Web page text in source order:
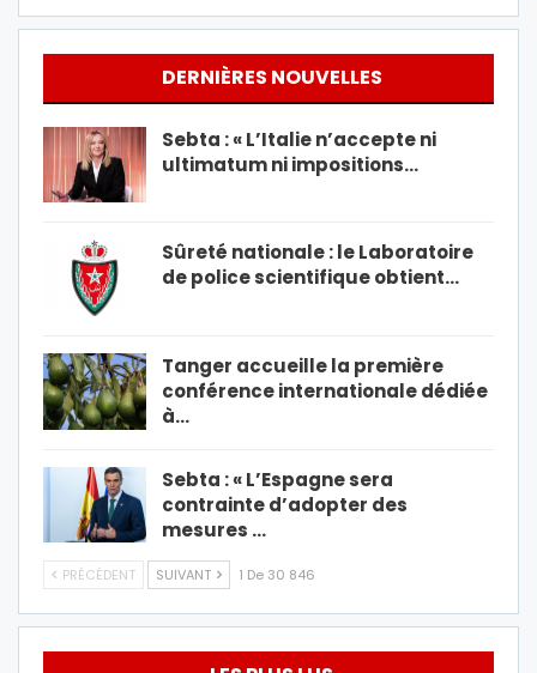
DERNIÈRES NOUVELLES
Sebta : « L’Italie n’accepte ni
ultimatum ni impositions…
Sûreté nationale : le Laboratoire
de police scientifique obtient…
Tanger accueille la première
conférence internationale dédiée
à…
Sebta : « L’Espagne sera
contrainte d’adopter des
mesures …
PRÉCÉDENT SUIVANT 1 De 30 846